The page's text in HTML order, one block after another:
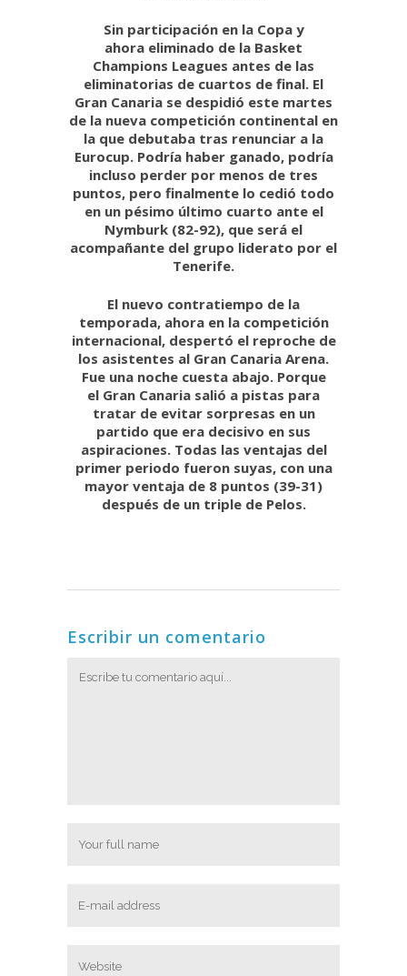
Sin participación en la Copa y
ahora eliminado de la Basket
Champions Leagues antes de las
eliminatorias de cuartos de final. El
Gran Canaria se despidió este martes
de la nueva competición continental en
la que debutaba tras renunciar a la
Eurocup. Podría haber ganado, podría
incluso perder por menos de tres
puntos, pero finalmente lo cedió todo
en un pésimo último cuarto ante el
Nymburk (82-92), que será el
acompañante del grupo liderato por el
Tenerife.
El nuevo contratiempo de la
temporada, ahora en la competición
internacional, despertó el reproche de
los asistentes al Gran Canaria Arena.
Fue una noche cuesta abajo. Porque
el Gran Canaria salió a pistas para
tratar de evitar sorpresas en un
partido que era decisivo en sus
aspiraciones. Todas las ventajas del
primer periodo fueron suyas, con una
mayor ventaja de 8 puntos (39-31)
después de un triple de Pelos.
Escribir un comentario